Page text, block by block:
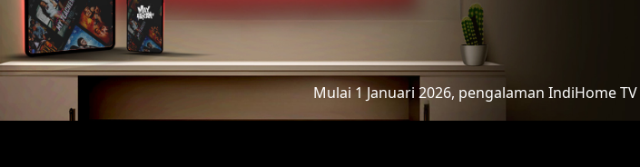
Mulai 1 Januari 2026, pengalaman IndiHome TV